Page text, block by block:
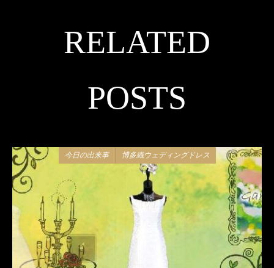
RELATED
POSTS
今日の出来事 博多織ウェディングドレス